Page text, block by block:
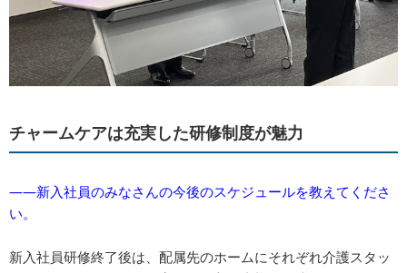
チャームケアは充実した研修制度が魅力
――新入社員のみなさんの今後のスケジュールを教えてくださ
い。
新入社員研修終了後は、配属先のホームにそれぞれ介護スタッ